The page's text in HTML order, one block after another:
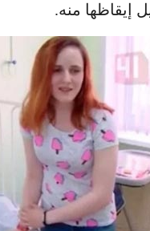
إيقاظها منه.